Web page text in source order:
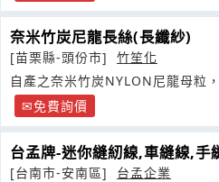
奈米竹炭尼龍長絲(長纖紗)
[苗栗縣-頭份市]
竹笙化
自產之奈米竹炭NYLON尼龍母粒
紡織中的前處理製程
免費詢價
台孟牌-迷你縫紉線,車縫線,手
[台南市-安南區]
台孟企業